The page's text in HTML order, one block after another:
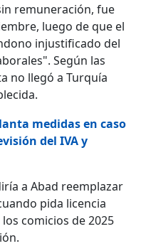
remuneración, fue
luego de que el
injustificado del
Según las
no llegó a Turquía
medidas en caso
del IVA y
a Abad reemplazar
pida licencia
comicios de 2025